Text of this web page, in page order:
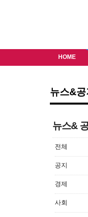
HOME
뉴스&공
뉴스&
전체
공지
경제
사회